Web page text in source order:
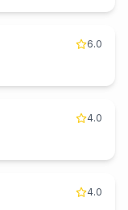
6.0
4.0
4.0